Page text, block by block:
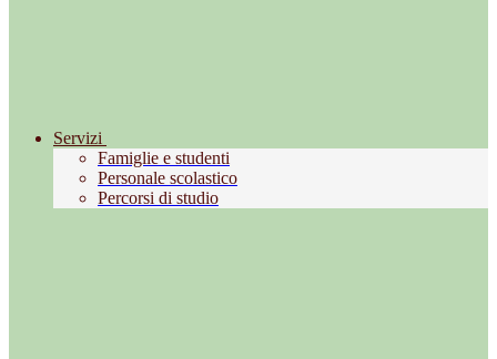
Servizi
Famiglie e studenti
Personale scolastico
Percorsi di studio